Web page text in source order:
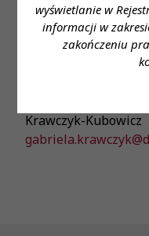
wyświetlanie w
informacji w
zakończeniu
Proponowane
ustawowe
umowa o pracę lub
Krawczyk-